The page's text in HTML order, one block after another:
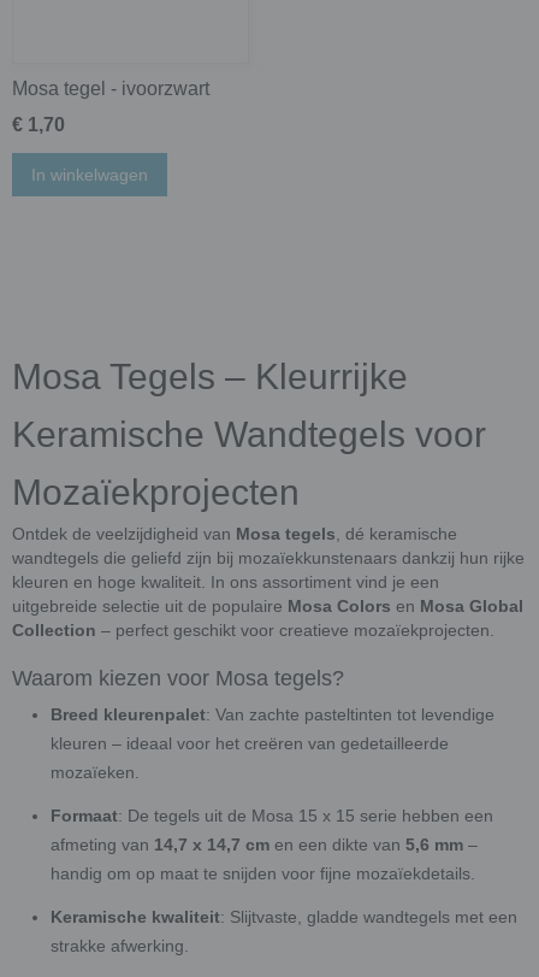
Mosa tegel - ivoorzwart
€ 1,70
In winkelwagen
Mosa Tegels – Kleurrijke
Keramische Wandtegels voor
Mozaïekprojecten
Ontdek de veelzijdigheid van Mosa tegels , dé keramische
wandtegels die geliefd zijn bij mozaïekkunstenaars dankzij hun rijke
kleuren en hoge kwaliteit. In ons assortiment vind je een
uitgebreide selectie uit de populaire Mosa Colors en Mosa Global
Collection – perfect geschikt voor creatieve mozaïekprojecten.
Waarom kiezen voor Mosa tegels?
Breed kleurenpalet: Van zachte pasteltinten tot levendige
kleuren – ideaal voor het creëren van gedetailleerde
mozaïeken.
Formaat: De tegels uit de Mosa 15 x 15 serie hebben een
afmeting van 14,7 x 14,7 cm en een dikte van 5,6 mm –
handig om op maat te snijden voor fijne mozaïekdetails.
Keramische kwaliteit: Slijtvaste, gladde wandtegels met een
strakke afwerking.